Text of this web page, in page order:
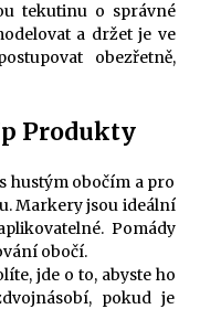
tekutinu o správné
a držet je ve
obezřetně,
Produkty
hustým obočím a pro
Markery jsou ideální
Pomády
obočí.
jde o to, abyste ho
pokud je